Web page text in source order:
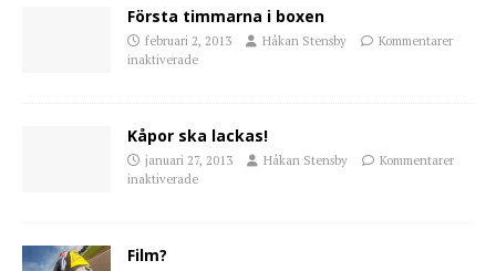
Första timmarna i boxen
februari 2, 2013 Håkan Stensby
Kommentarer
inaktiverade
Kåpor ska lackas!
januari 27, 2013 Håkan Stensby
Kommentarer
inaktiverade
Film?